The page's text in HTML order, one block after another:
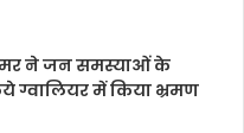
तोमर ने जन समस्याओं के
ग्वालियर में किया भ्रमण